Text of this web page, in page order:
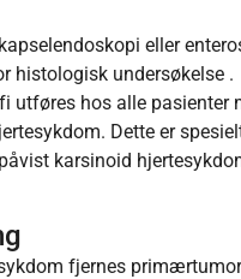
eller
histologisk undersøkelse .
utføres hos alle
Dette er
karsinoid
fjernes